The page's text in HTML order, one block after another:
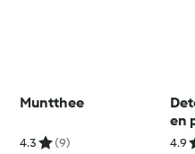
Muntthee
4.3 (9)
en
4.9